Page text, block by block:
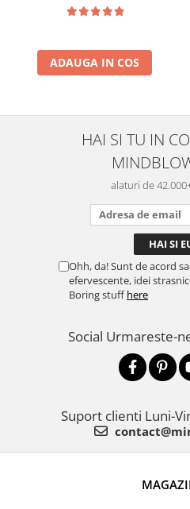
ADAUGA IN COS
HAI SI TU IN
alaturi de
Ohh, da! Sunt de acord
efervescente, idei
Boring stuffhere
Social Urmareste-
Suport clienti Luni-